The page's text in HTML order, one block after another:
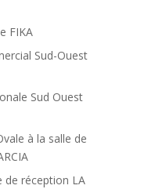
FIKA
Sud-Ouest
Sud Ouest
à la salle de
de réception LA